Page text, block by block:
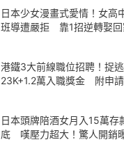
日本少女漫畫式愛情！女高
班導遭嚴拒 靠1招逆轉娶回
港鐵3大前線職位招聘！捉
23K+1.2萬入職獎金 附申
日本頭牌陪酒女月入15萬存
底 嘆壓力超大！驚人開銷